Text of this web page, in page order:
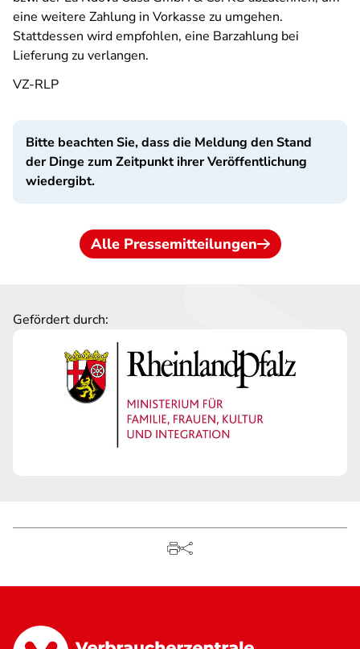
eine weitere Zahlung in Vorkasse zu umgehen.
Stattdessen wird empfohlen, eine Barzahlung bei
Lieferung zu verlangen.
VZ-RLP
Bitte beachten Sie, dass die Meldung den Stand
der Dinge zum Zeitpunkt ihrer Veröffentlichung
wiedergibt.
Alle Pressemitteilungen
Gefördert durch: